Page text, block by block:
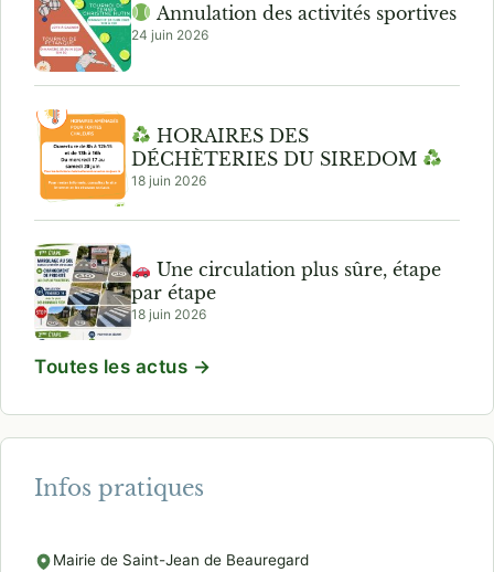
Annulation des activités sportives
24 juin 2026
HORAIRES DES
DÉCHÈTERIES DU SIREDOM
18 juin 2026
Une circulation plus sûre, étape
par étape
18 juin 2026
Toutes les actus →
Infos pratiques
Mairie de Saint-Jean de Beauregard